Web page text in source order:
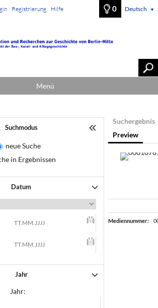
Registrierung Hilfe 0 Deutsch ▼
Menü
Suchmodus
neue Suche
in Ergebnissen
Datum
Jahr
Jahr:
Suchergebnis
Preview
Mediennummer: